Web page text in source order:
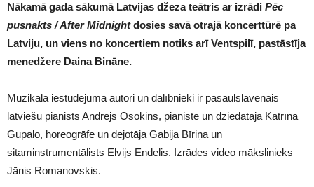
Nākamā gada sākumā Latvijas džeza teātris ar izrādi Pēc
pusnakts / After Midnightdosies savā otrajā koncerttūrē pa
Latviju, un viens no koncertiem notiks arī Ventspilī, pastāstīja
menedžere Daina Bināne.
Muzikālā iestudējuma autori un dalībnieki ir pasaulslavenais
latviešu pianists Andrejs Osokins, pianiste un dziedātāja Katrīna
Gupalo, horeogrāfe un dejotāja Gabija Bīriņa un
sitaminstrumentālists Elvijs Endelis. Izrādes video mākslinieks –
Jānis Romanovskis.